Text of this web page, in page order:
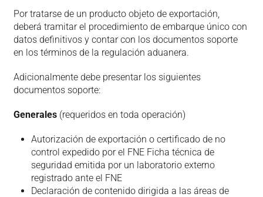
Por tratarse de un producto objeto de exportación,
deberá tramitar el procedimiento de embarque único con
datos definitivos y contar con los documentos soporte
en los términos de la regulación aduanera.
Adicionalmente debe presentar los siguientes
documentos soporte:
Generales (requeridos en toda operación)
Autorización de exportación o certificado de no
control expedido por el FNE Ficha técnica de
seguridad emitida por un laboratorio externo
registrado ante el FNE
Declaración de contenido dirigida a las áreas de